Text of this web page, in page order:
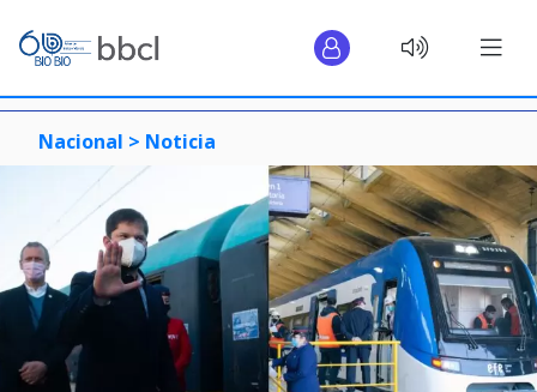
Nacional > Noticia